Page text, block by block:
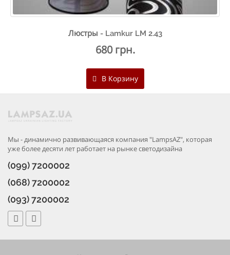
Люстры - Lamkur LM 2.43
680 грн.
В Корзину
Мы - динамично развивающаяся компания "LampsAZ", которая
уже более десяти лет работает на рынке светодизайна
(099) 7200002
(068) 7200002
(093) 7200002